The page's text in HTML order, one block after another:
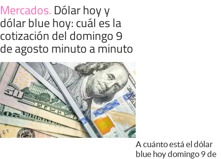
Mercados. Dólar hoy y
dólar blue hoy: cuál es la
cotización del domingo 9
de agosto minuto a minuto
A cuánto está el dólar
blue hoy domingo 9 de